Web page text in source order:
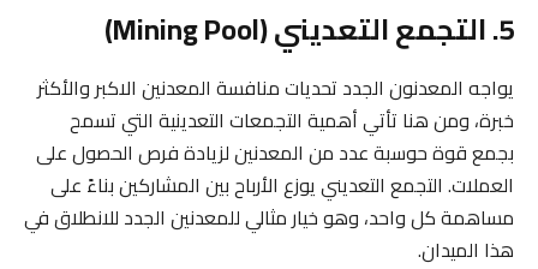
5. التجمع التعديني (Mining Pool)
يواجه المعدنون الجدد تحديات منافسة المعدنين الاكبر والأكثر
خبرة، ومن هنا تأتي أهمية التجمعات التعدينية التي تسمح
بجمع قوة حوسبة عدد من المعدنين لزيادة فرص الحصول على
العملات. التجمع التعديني يوزع الأرباح بين المشاركين بناءً على
مساهمة كل واحد، وهو خيار مثالي للمعدنين الجدد للانطلاق في
هذا الميدان.